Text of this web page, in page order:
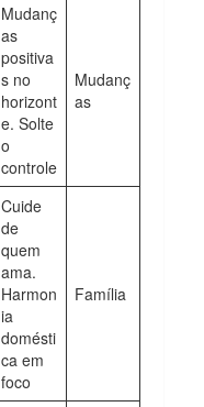
Mudanç
as
positiva
s no
horizont
e. Solte
o
controle
Mudanç
as
Cuide
de
quem
ama.
Harmon
ia
domésti
ca em
foco
Família